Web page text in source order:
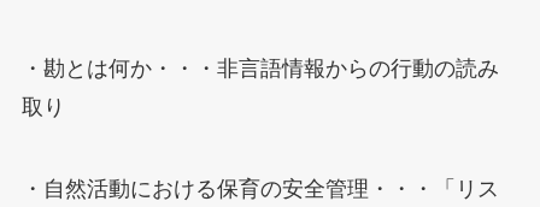
・勘とは何か・・・非言語情報からの行動の読み
取り
・自然活動における保育の安全管理・・・「リス